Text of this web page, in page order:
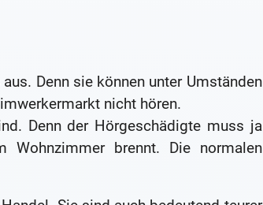
Denn sie können unter Umständen
nicht hören.
Denn der Hörgeschädigte muss ja
brennt. Die normalen